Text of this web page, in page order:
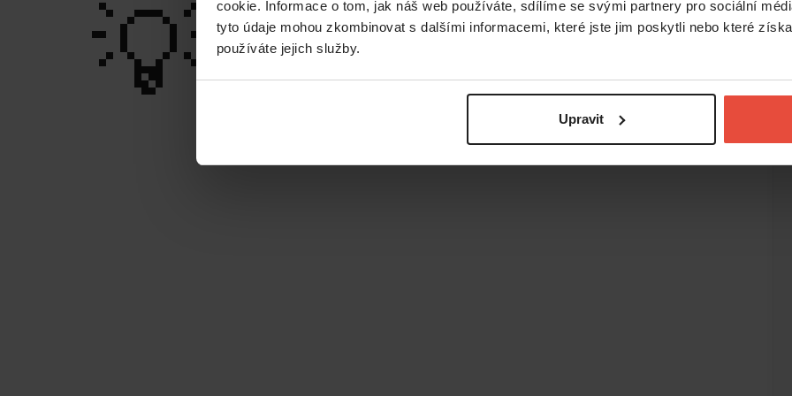
cookie. Informace o tom, jak náš web používáte, sdílíme se svými partnery pro sociální
tyto údaje mohou zkombinovat s dalšími informacemi, které jste jim poskytli nebo které
používáte jejich služby.
Upravit
💡